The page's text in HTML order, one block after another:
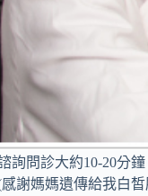
詢問診大約10-20分
謝媽媽遺傳給我白